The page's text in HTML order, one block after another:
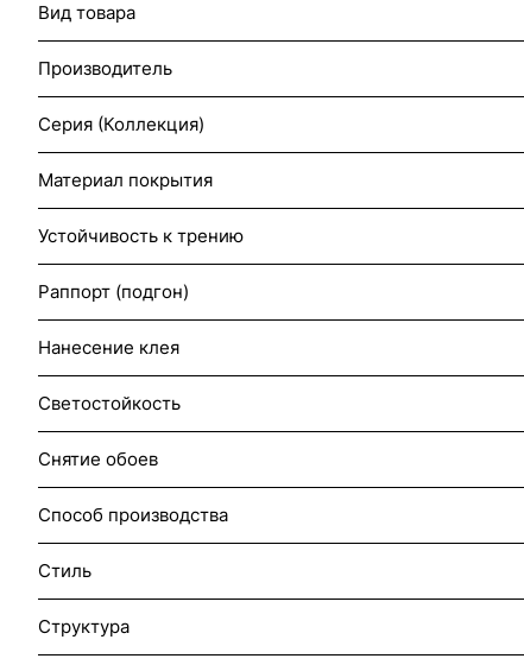
Вид товара
Производитель
Серия (Коллекция)
Материал покрытия
Устойчивость к трению
Раппорт (подгон)
Нанесение клея
Светостойкость
Снятие обоев
Способ производства
Стиль
Структура